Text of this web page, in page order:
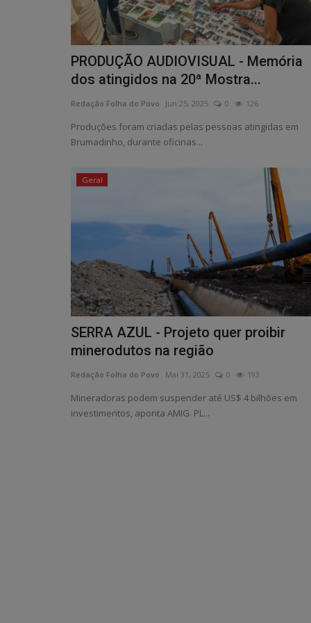
PRODUÇÃO AUDIOVISUAL - Memória
dos atingidos na 20ª Mostra...
Redação Folha do Povo Jun 25, 2025 0 126
Produções foram criadas pelas pessoas atingidas em
Brumadinho, durante oficinas...
Geral
SERRA AZUL - Projeto quer proibir
minerodutos na região
Redação Folha do Povo Mai 31, 2025 0 193
Mineradoras podem suspender até US$ 4 bilhões em
investimentos, aponta AMIG. PL...